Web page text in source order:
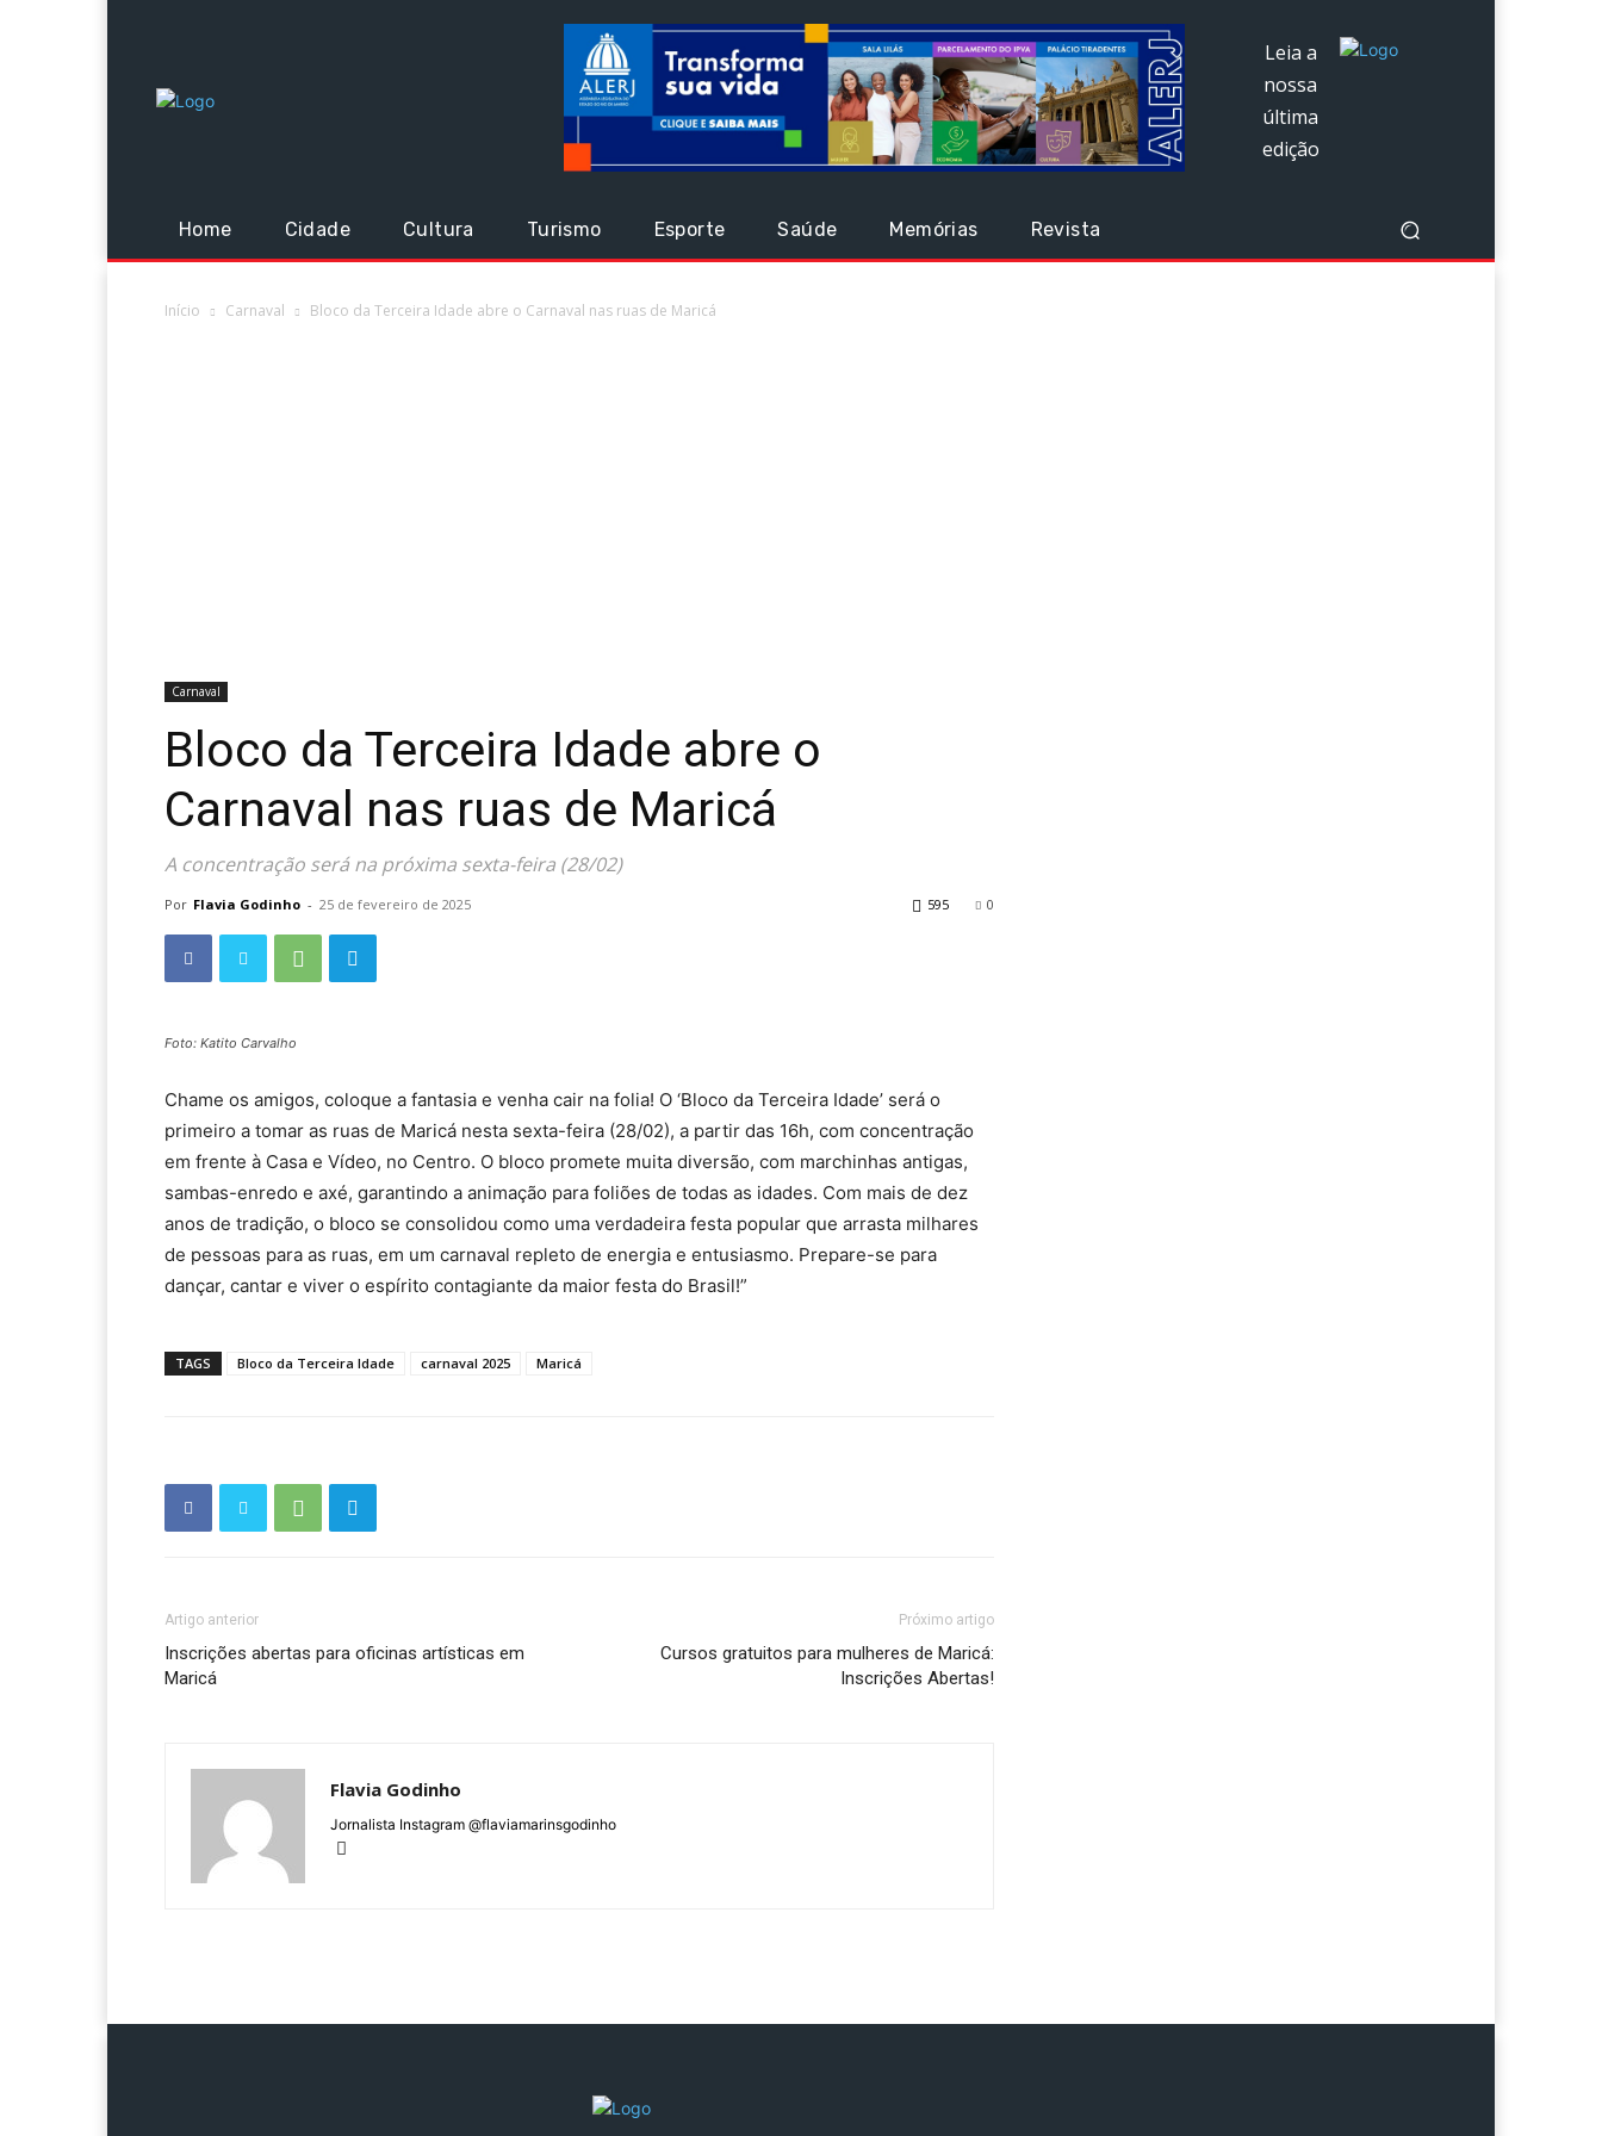
Leia a
nossa
última
edição
Home Cidade Cultura Turismo Esporte Saúde Memórias Revista
Início Carnaval Bloco da Terceira Idade abre o Carnaval nas ruas de Maricá
Carnaval
Bloco da Terceira Idade abre o
Carnaval nas ruas de Maricá
A concentração será na próxima sexta-feira (28/02)
Por Flavia Godinho - 25 de fevereiro de 2025 0
595
Foto: Katito Carvalho
Chame os amigos, coloque a fantasia e venha cair na folia! O ‘Bloco da Terceira Idade’ será o
primeiro a tomar as ruas de Maricá nesta sexta-feira (28/02), a partir das 16h, com concentração
em frente à Casa e Vídeo, no Centro. O bloco promete muita diversão, com marchinhas antigas,
sambas-enredo e axé, garantindo a animação para foliões de todas as idades. Com mais de dez
anos de tradição, o bloco se consolidou como uma verdadeira festa popular que arrasta milhares
de pessoas para as ruas, em um carnaval repleto de energia e entusiasmo. Prepare-se para
dançar, cantar e viver o espírito contagiante da maior festa do Brasil!”
TAGS Bloco da Terceira Idade carnaval 2025 Maricá
Artigo anterior
Inscrições abertas para oficinas artísticas em
Maricá
Próximo artigo
Cursos gratuitos para mulheres de Maricá:
Inscrições Abertas!
Flavia Godinho
Jornalista Instagram @flaviamarinsgodinho